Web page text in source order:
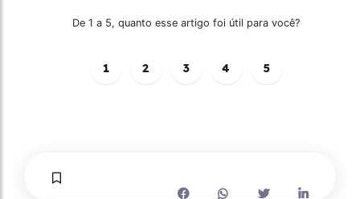
De 1 a 5, quanto esse artigo foi útil para você?
1 2 3 4 5